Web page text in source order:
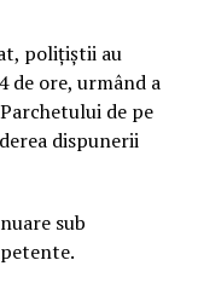
polițiștii au
de ore, urmând a
de pe
dispunerii
sub